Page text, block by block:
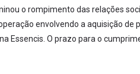
o rompimento das relações
envolvendo a aquisição de
Essencis. O prazo para o